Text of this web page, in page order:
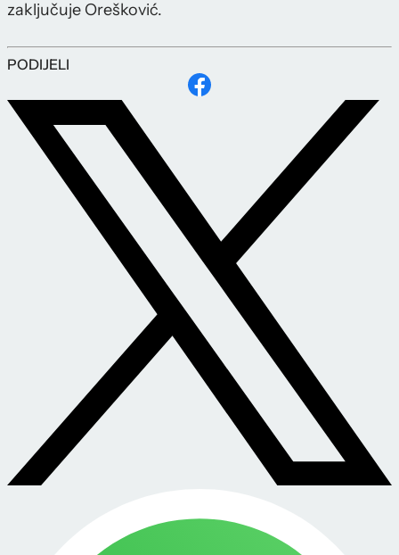
zaključuje Orešković.
PODIJELI